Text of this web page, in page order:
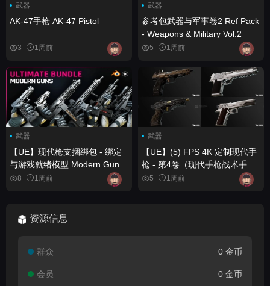
武器
AK-47手枪 AK-47 Pistol
3 1周前
武器
参考包武器与军事卷2 Ref Pack
- Weapons & Military Vol.2
5 1周前
武器
【UE】现代枪支捆绑包 - 绑定
与游戏就绪模型 Modern Guns
Bundle - Rigged & Game
8 1周前
武器
【UE】(5) FPS 4K 定制现代手
枪 - 第4卷（现代手枪战术手
枪） (5) FPS 4K Custom
Modern Handguns - VOL.4 (
5 1周前
资源信息
群众 0 金币
会员 0 金币